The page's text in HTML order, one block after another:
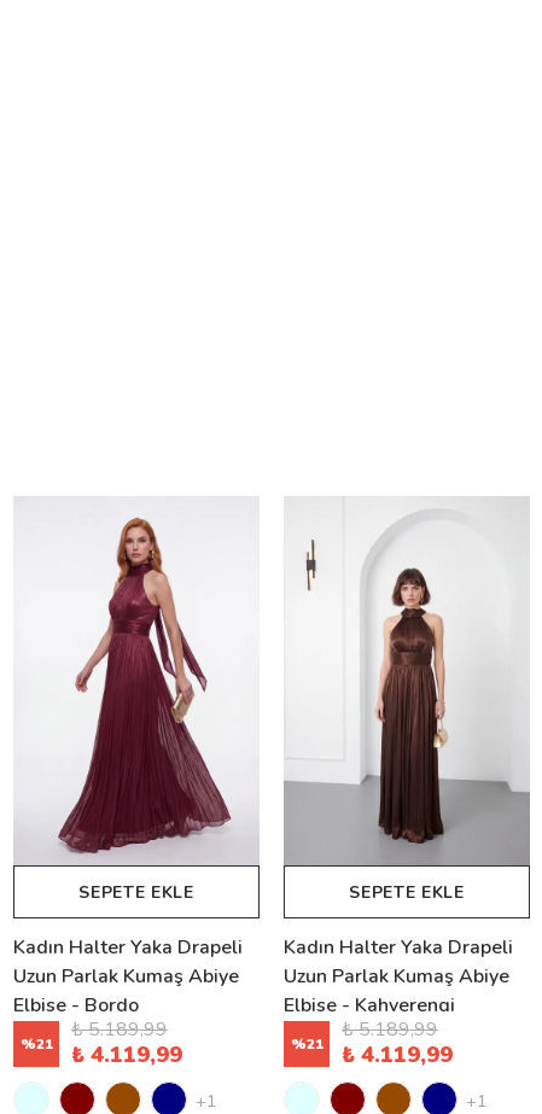
SEPETE EKLE
Kadın Halter Yaka Drapeli
Uzun Parlak Kumaş Abiye
Elbise - Bordo
%21
₺ 5.189,99
₺ 4.119,99
+1
SEPETE EKLE
Kadın Halter Yaka Drapeli
Uzun Parlak Kumaş Abiye
Elbise - Kahverengi
%21
₺ 5.189,99
₺ 4.119,99
+1